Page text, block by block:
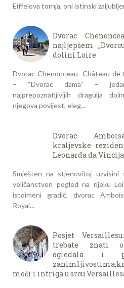
Eiffelova tornja, oni istinski
Dvorac
najljepšem
dolini Loire
Dvorac Chenonceau- Château de
– “Dvorac dama” –
najprepoznatljivijih dragulja
njegova povijest, eleg...
Dvorac
kraljevske
Leonarda da Vincija
Smješten na stjenovitoj uzvisini
veličanstven pogled na rijeku
istoimeni gradić, dvorac
Royal...
Posjet
trebate znati
ogledala i
moći i intriga u srcu